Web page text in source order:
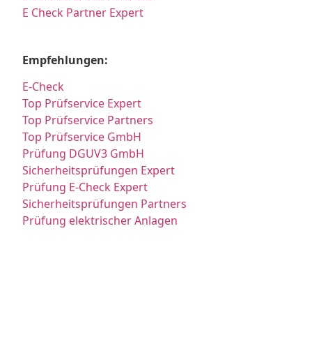
E Check Partner Expert
Empfehlungen:
E-Check
Top Prüfservice Expert
Top Prüfservice Partners
Top Prüfservice GmbH
Prüfung DGUV3 GmbH
Sicherheitsprüfungen Expert
Prüfung E-Check Expert
Sicherheitsprüfungen Partners
Prüfung elektrischer Anlagen